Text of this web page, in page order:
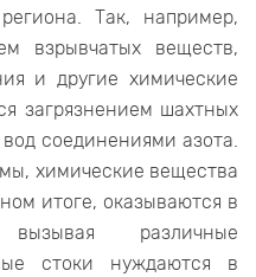
Так, например,
взрывчатых веществ,
и другие химические
загрязнением шахтных
соединениями азота.
химические вещества
итоге, оказываются в
различные
стоки нуждаются в